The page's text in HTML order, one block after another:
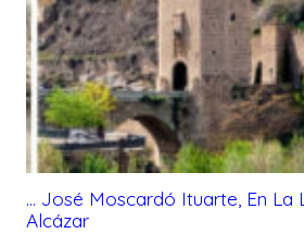
… José Moscardó Ituarte, En La
Alcázar